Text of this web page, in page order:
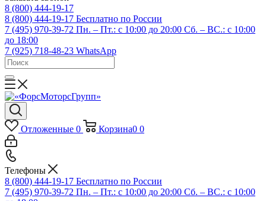
8 (800) 444-19-17
8 (800) 444-19-17 Бесплатно по России
7 (495) 970-39-72 Пн. – Пт.: с 10:00 до 20:00 Сб. – ВС.: c 10:00
до 18:00
7 (925) 718-48-23 WhatsApp
Отложенные 0 Корзина0 0
Телефоны
8 (800) 444-19-17 Бесплатно по России
7 (495) 970-39-72 Пн. – Пт.: с 10:00 до 20:00 Сб. – ВС.: c 10:00